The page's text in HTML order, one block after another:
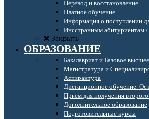
Перевод и восстановление
Платное обучение
Информация о поступлении
Иностранным абитуриентам
Закрыть
ОБРАЗОВАНИЕ
Бакалавриат и Базовое
Магистратура и
Аспирантура
Дистанционное обучение.
Прием для получения
Дополнительное образование
Подготовительные курсы